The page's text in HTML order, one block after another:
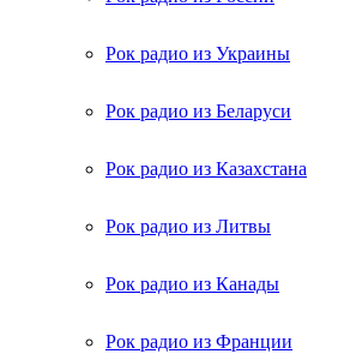
Рок радио из Украины
Рок радио из Беларуси
Рок радио из Казахстана
Рок радио из Литвы
Рок радио из Канады
Рок радио из Франции